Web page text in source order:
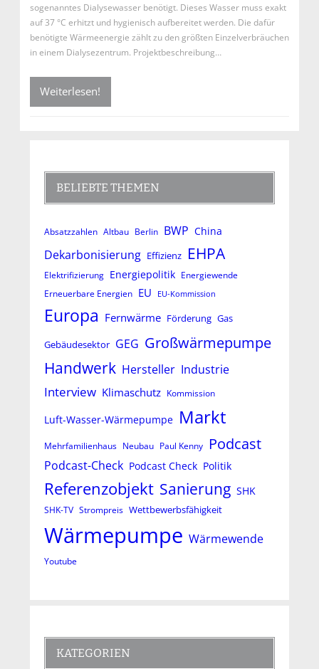
sogenanntes Dialysewasser benötigt. Dieses Wasser muss exakt
auf 37 °C erhitzt und hygienisch aufbereitet werden. Die dafür
benötigte Wärmeenergie zählt zu den größten Einzelverbräuchen
in einem Dialysezentrum. Projektbeschreibung…
Weiterlesen!
BELIEBTE THEMEN
Absatzzahlen Altbau Berlin BWP China
Dekarbonisierung Effizienz EHPA
Elektrifizierung Energiepolitik Energiewende
Erneuerbare Energien EU EU-Kommission
Europa Fernwärme Förderung Gas
Gebäudesektor GEG Großwärmepumpe
Handwerk Hersteller Industrie
Interview Klimaschutz Kommission
Luft-Wasser-Wärmepumpe Markt
Mehrfamilienhaus Neubau Paul Kenny Podcast
Podcast-Check Podcast Check Politik
Referenzobjekt Sanierung SHK
SHK-TV Strompreis Wettbewerbsfähigkeit
Wärmepumpe Wärmewende
Youtube
KATEGORIEN